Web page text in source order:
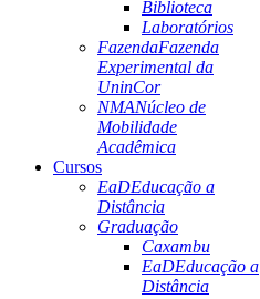
Biblioteca
Laboratórios
FazendaFazenda
Experimental da
UninCor
NMANúcleo de
Mobilidade
Acadêmica
Cursos
EaDEducação a
Distância
Graduação
Caxambu
EaDEducação a
Distância